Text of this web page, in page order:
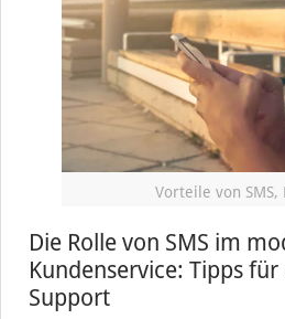
Vorteile von SMS,
Die Rolle von SMS im
Kundenservice: Tipps
Support